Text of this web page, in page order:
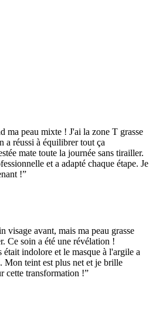
ma peau mixte ! J'ai la zone T grasse
a réussi à équilibrer tout ça
mate toute la journée sans tirailler.
et a adapté chaque étape. Je
!”
visage avant, mais ma peau grasse
Ce soin a été une révélation !
indolore et le masque à l'argile a
Mon teint est plus net et je brille
cette transformation !”